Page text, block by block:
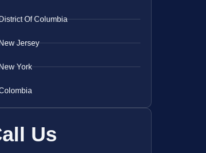
Of Columbia
Jersey
York
Us